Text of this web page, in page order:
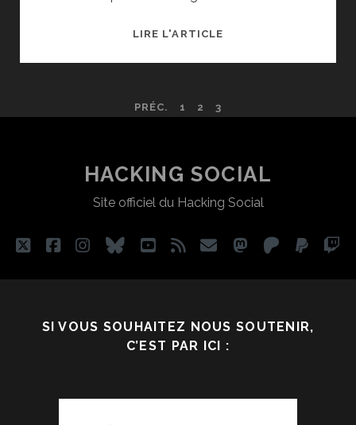
LIRE L'ARTICLE
À
NU
PAGINATION
PUBLICATIONS
PRÉC. 1 2 3
HACKING SOCIAL
Site officiel du Hacking Social
twitterfacebook
instagram
blueskyyoutube
rss emailmastodon
patreon
SI VOUS SOUHAITEZ NOUS SOUTENIR,
C’EST PAR ICI :